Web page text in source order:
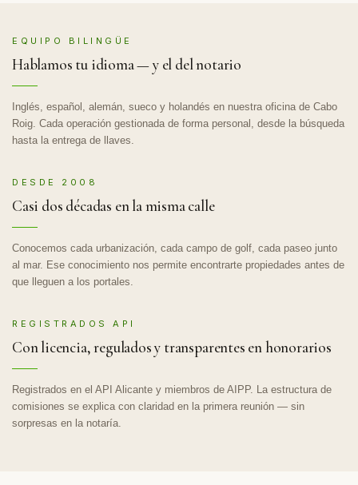
EQUIPO BILINGÜE
Hablamos tu idioma — y el del notario
Inglés, español, alemán, sueco y holandés en nuestra oficina de Cabo
Roig. Cada operación gestionada de forma personal, desde la búsqueda
hasta la entrega de llaves.
DESDE 2008
Casi dos décadas en la misma calle
Conocemos cada urbanización, cada campo de golf, cada paseo junto
al mar. Ese conocimiento nos permite encontrarte propiedades antes de
que lleguen a los portales.
REGISTRADOS API
Con licencia, regulados y transparentes en honorarios
Registrados en el API Alicante y miembros de AIPP. La estructura de
comisiones se explica con claridad en la primera reunión — sin
sorpresas en la notaría.